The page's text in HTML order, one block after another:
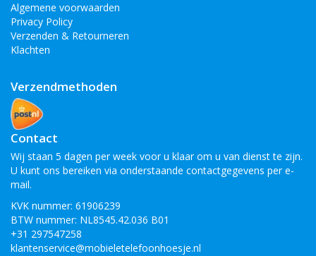
Algemene voorwaarden
Privacy Policy
Verzenden & Retourneren
Klachten
Verzendmethoden
Contact
Wij staan 5 dagen per week voor u klaar om u van dienst te zijn.
U kunt ons bereiken via onderstaande contactgegevens per e-
mail.
KVK nummer: 61906239
BTW nummer: NL8545.42.036 B01
+31 297547258
klantenservice@mobieletelefoonhoesje.nl